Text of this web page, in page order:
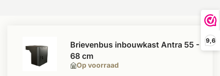
9,6
Op voorraad
Brievenbus inbouwkast Antra 55 -
68 cm